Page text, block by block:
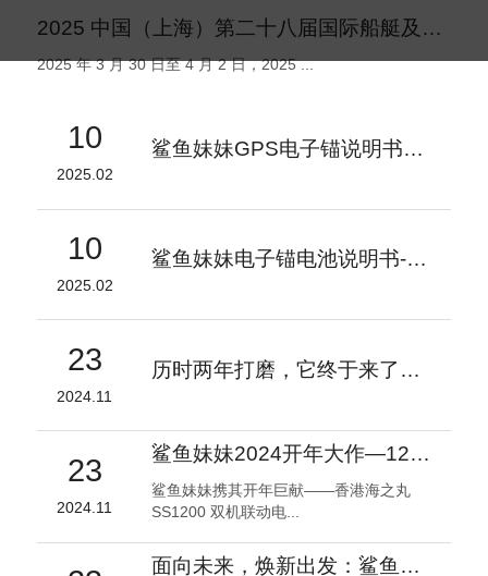
2025 中国（上海）第二十八届国际船艇及其技术设备展览会盛大启幕
2025 年 3 月 30 日至 4 月 2 日，2025 ...
10
2025.02
鲨鱼妹妹GPS电子锚说明书V1.2
10
2025.02
鲨鱼妹妹电子锚电池说明书-V1
23
2024.11
历时两年打磨，它终于来了！- 鲨鱼妹妹 自研电子锚专用电池
23
2024.11
鲨鱼妹妹2024开年大作—1200磅电子锚引领海钓装备新潮流
鲨鱼妹妹携其开年巨献——香港海之丸
SS1200 双机联动电...
面向未来，焕新出发：鲨鱼妹妹 SS200 电子锚全面升级！